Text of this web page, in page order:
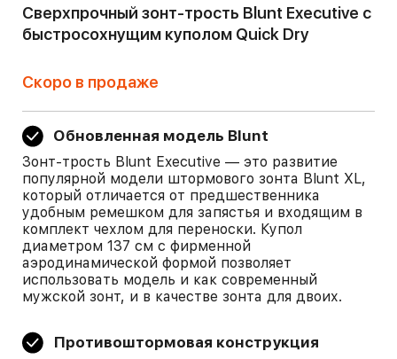
Сверхпрочный зонт-трость Blunt Executive с
быстросохнущим куполом Quick Dry
Скоро в продаже
Обновленная модель Blunt
Зонт-трость Blunt Executive — это развитие
популярной модели штормового зонта Blunt XL,
который отличается от предшественника
удобным ремешком для запястья и входящим в
комплект чехлом для переноски. Купол
диаметром 137 см с фирменной
аэродинамической формой позволяет
использовать модель и как современный
мужской зонт, и в качестве зонта для двоих.
Противоштормовая конструкция